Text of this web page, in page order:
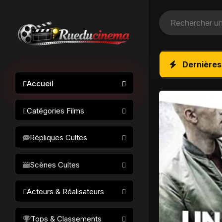
Accueil
Catégories Films
Science-fiction
Drame / Thriller
Comédie/humour
Horreur
Fantastique
Répliques Cultes
Scènes Cultes
Acteurs & Réalisateurs
Tops & Classements